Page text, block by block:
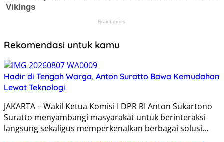
Rekomendasi untuk kamu
Hadir di Tengah Warga, Anton Suratto Bawa Kemudahan
Lewat Teknologi
JAKARTA – Wakil Ketua Komisi I DPR RI Anton Sukartono
Suratto menyambangi masyarakat untuk berinteraksi
langsung sekaligus memperkenalkan berbagai solusi…